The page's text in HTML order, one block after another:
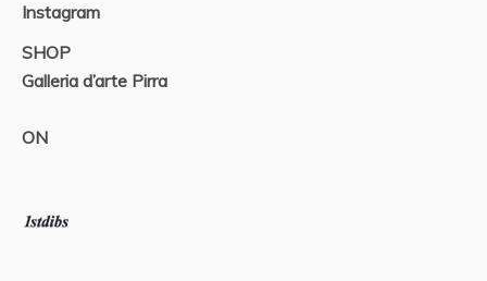
Instagram
SHOP
Galleria d’arte Pirra
ON